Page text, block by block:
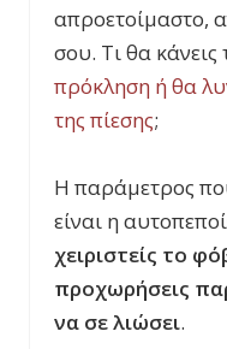
απροετοίμαστο,
σου. Τι θα κάνεις
πρόκληση ή θα
της πίεσης;
Η παράμετρος
είναι η
χειριστείς το
προχωρήσεις
να σε λιώσει.